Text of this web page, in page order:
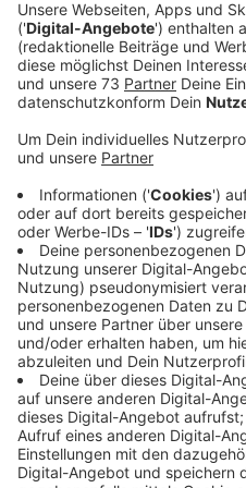
Veröffentlicht:Dienstag,
Anzeige
Tombola Preise für
Anzeige
Am 22. November 2025
Remigianum in Borken
Klasse 6c hat sich für
Aktion ausgedacht. Sie
Ihrem Klassenraum!
der Tombola zur Auswahl
und Schüler gemeinsam
unterwegs um bei den